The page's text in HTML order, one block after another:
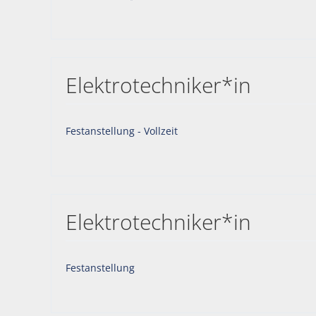
Elektrotechniker*in
Festanstellung - Vollzeit
Elektrotechniker*in
Festanstellung